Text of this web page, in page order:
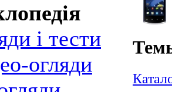
і тести
огляди